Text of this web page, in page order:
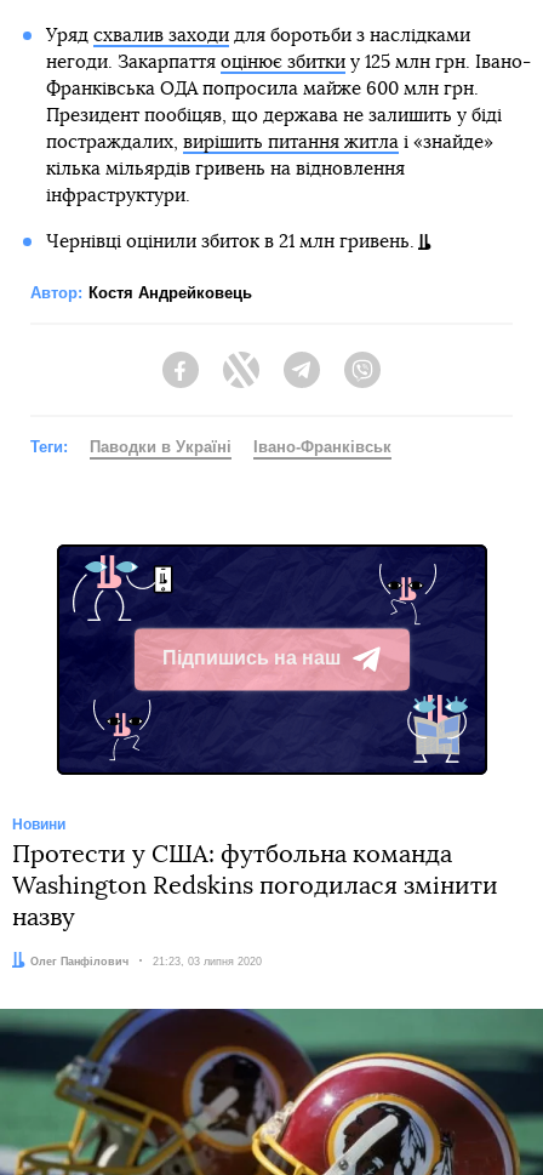
Уряд схвалив заходидля боротьби з наслідками
негоди. Закарпаття оцінює збиткиу 125 млн грн. Івано-
Франківська ОДА попросила майже 600 млн грн.
Президент пообіцяв, що держава не залишить у біді
постраждалих, вирішить питання житла і «знайде»
кілька мільярдів гривень на відновлення
інфраструктури.
Чернівці оцінили збиток в 21 млн гривень.
Автор: Костя Андрейковець
FacebookTwitter Telegram
Теги: Паводки в Україні Івано-Франківськ
Підпишись на наш
Telegram
Новини
Протести у США: футбольна команда
Washington Redskins погодилася змінити
назву
Автор:
Олег Панфілович Дата:
21:23, 03 липня 2020